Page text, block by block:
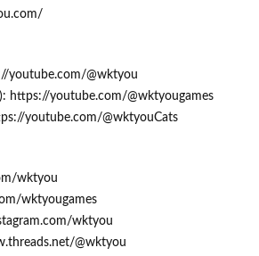
youtube.com/@wktyou
https://youtube.com/@wktyougames
youtube.com/@wktyouCats
wktyou
wktyougames
wktyou
@wktyou